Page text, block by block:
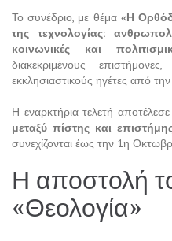
Το συνέδριο, με θέμα «Η
της τεχνολογίας:
κοινωνικές και
διακεκριμένους
εκκλησιαστικούς ηγέτες από
Η εναρκτήρια τελετή αποτέλεσε
μεταξύ πίστης και
συνεχίζονται έως την 1η
Η αποστολή
«Θεολογία»